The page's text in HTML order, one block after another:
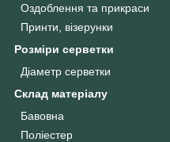
Оздоблення та прикраси
Принти, візерунки
Розміри серветки
Діаметр серветки
Склад матеріалу
Бавовна
Поліестер